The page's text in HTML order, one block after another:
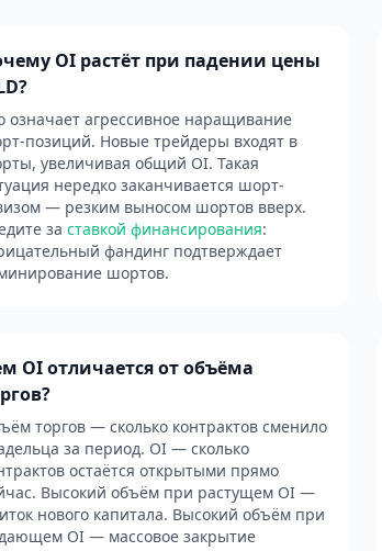
OI растёт при падении цены
означает агрессивное наращивание
позиций. Новые трейдеры входят в
увеличивая общий OI. Такая
нередко заканчивается шорт-
— резким выносом шортов вверх.
заставкой финансирования:
фандинг подтверждает
шортов.
OI отличается от объёма
торгов — сколько контрактов сменило
за период. OI — сколько
остаётся открытыми прямо
Высокий объём при растущем OI —
нового капитала. Высокий объём при
OI — массовое закрытие